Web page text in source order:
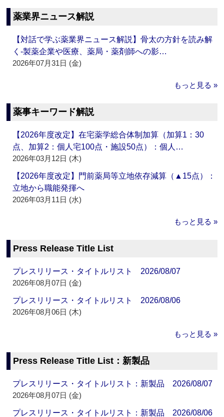
薬業界ニュース解説
【対話で学ぶ薬業界ニュース解説】骨太の方針を読み解
く‐製薬企業や医療、薬局・薬剤師への影…
2026年07月31日 (金)
もっと見る »
薬事キーワード解説
【2026年度改定】在宅薬学総合体制加算（加算1：30
点、加算2：個人宅100点・施設50点）：個人…
2026年03月12日 (木)
【2026年度改定】門前薬局等立地依存減算（▲15点）：
立地から職能発揮へ
2026年03月11日 (水)
もっと見る »
Press Release Title List
プレスリリース・タイトルリスト 2026/08/07
2026年08月07日 (金)
プレスリリース・タイトルリスト 2026/08/06
2026年08月06日 (木)
もっと見る »
Press Release Title List：新製品
プレスリリース・タイトルリスト：新製品 2026/08/07
2026年08月07日 (金)
プレスリリース・タイトルリスト：新製品 2026/08/06